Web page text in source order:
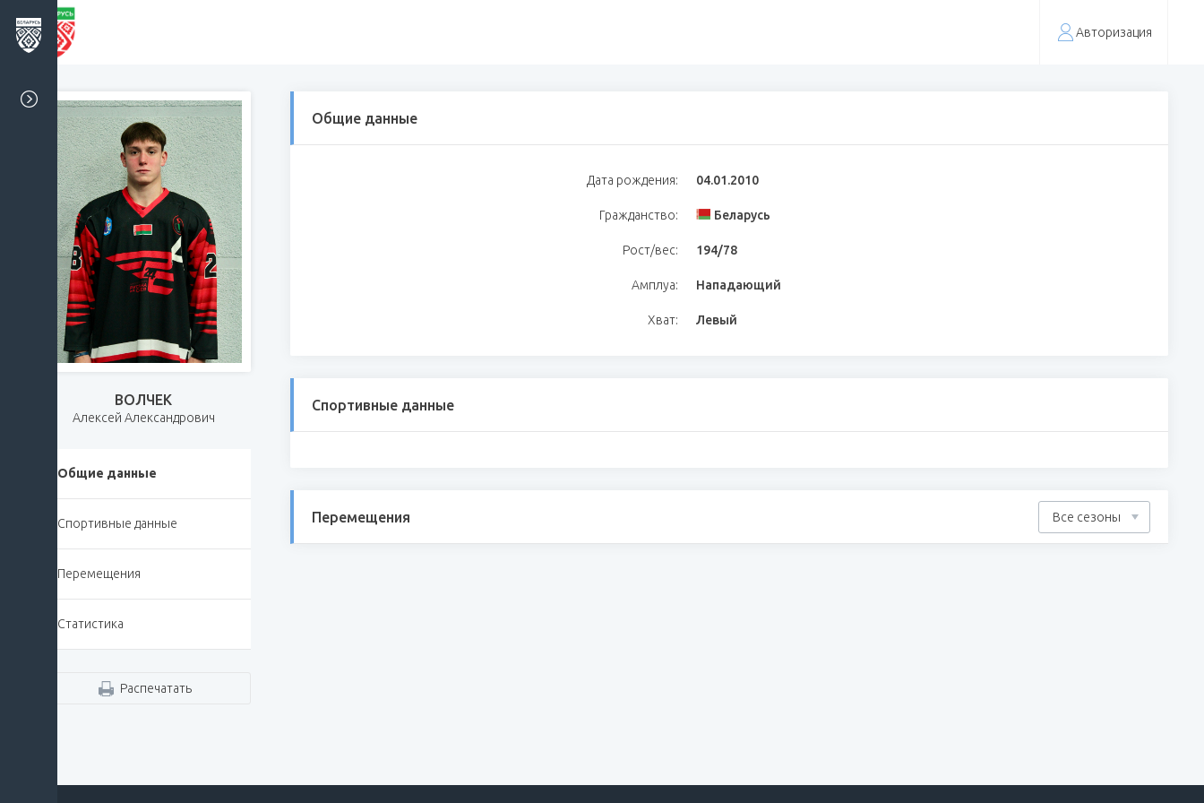
Авторизация
ВОЛЧЕК
Алексей Александрович
Общие данные
Спортивные данные
Перемещения
Статистика
Распечатать
Общие данные
Дата рождения: 04.01.2010
Гражданство: Беларусь
Рост/вес: 194/78
Амплуа: Нападающий
Хват: Левый
Спортивные данные
Перемещения Все сезоны